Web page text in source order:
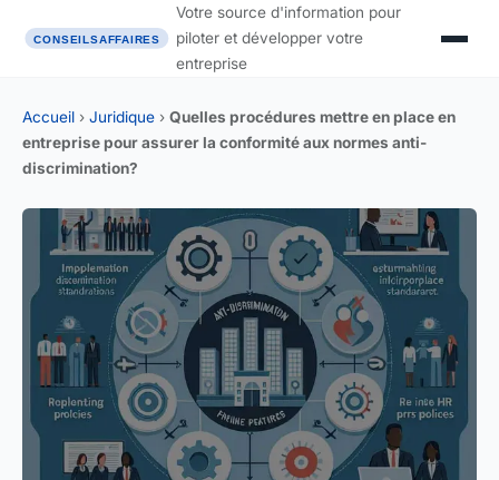
Votre source d'information pour
piloter et développer votre
entreprise
Accueil › Juridique › Quelles procédures mettre en place en
entreprise pour assurer la conformité aux normes anti-
discrimination?